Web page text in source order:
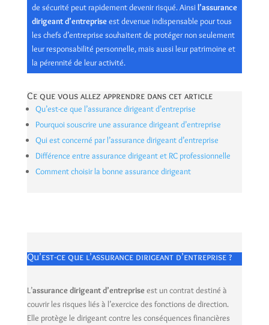
de sécurité peut rapidement devenir risqué. Ainsil’assurance
dirigeant d’entrepriseest devenue indispensable pour tous
les chefs d’entreprise souhaitent de protéger non seulement
leur responsabilité personnelle, mais aussi leur patrimoine et
la pérennité de leur activité.
Ce que vous allez apprendre dans cet article
Qu’est-ce que l’assurance dirigeant d’entreprise
Pourquoi souscrire une assurance dirigeant d’entreprise
Qui est concerné par l’assurance dirigeant d’entreprise
Différence entre assurance dirigeant et RC professionnelle
Comment choisir la bonne assurance dirigeant
Qu’est-ce que l’assurance dirigeant d’entreprise ?
L’assurance dirigeant d’entrepriseest un contrat destiné à
couvrir les risques liés à l’exercice des fonctions de direction.
Elle protège le dirigeant contre les conséquences financières